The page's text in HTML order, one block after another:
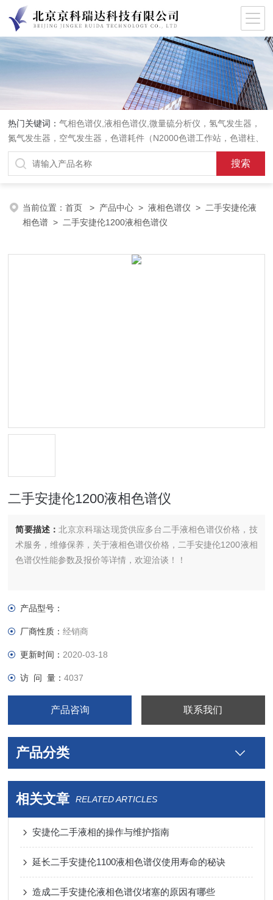
热门关键词：气相色谱仪,液相色谱仪,微量硫分析仪，氢气发生器，
氮气发生器，空气发生器，色谱耗件（N2000色谱工作站，色谱柱、
阀件、进样器、色谱担体），顶空进样器，热解析仪，紫外分光光度
计，原子吸收分光光度计，傅立叶红外光谱仪，分析天平等常规实验
当前位置：首页 > 产品中心 >液相色谱仪 > 二手安捷伦液
相色谱 > 二手安捷伦1200液相色谱仪
二手安捷伦1200液相色谱仪
简要描述：北京京科瑞达现货供应多台二手液相色谱仪价格，技
术服务，维修保养，关于液相色谱仪价格，二手安捷伦1200液相
色谱仪性能参数及报价等详情，欢迎洽谈！！
产品型号：
厂商性质：经销商
更新时间： 2020-03-18
访 问 量：4037
产品咨询 联系我们
产品分类
相关文章 RELATED ARTICLES
安捷伦二手液相的操作与维护指南
延长二手安捷伦1100液相色谱仪使用寿命的秘诀
造成二手安捷伦液相色谱仪堵塞的原因有哪些